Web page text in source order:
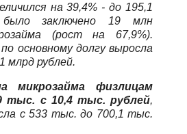
на 39,4% - до 195,1
заключено 19 млн
(рост на 67,9%).
основному долгу выросла
млрд рублей.
микрозайма физлицам
тыс. с 10,4 тыс. рублей,
с 533 тыс. до 700,1 тыс.